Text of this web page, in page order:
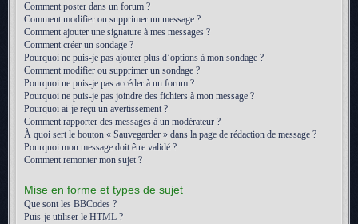
Comment poster dans un forum ?
Comment modifier ou supprimer un message ?
Comment ajouter une signature à mes messages ?
Comment créer un sondage ?
Pourquoi ne puis-je pas ajouter plus d’options à mon sondage ?
Comment modifier ou supprimer un sondage ?
Pourquoi ne puis-je pas accéder à un forum ?
Pourquoi ne puis-je pas joindre des fichiers à mon message ?
Pourquoi ai-je reçu un avertissement ?
Comment rapporter des messages à un modérateur ?
À quoi sert le bouton « Sauvegarder » dans la page de rédaction de message ?
Pourquoi mon message doit être validé ?
Comment remonter mon sujet ?
Mise en forme et types de sujet
Que sont les BBCodes ?
Puis-je utiliser le HTML ?